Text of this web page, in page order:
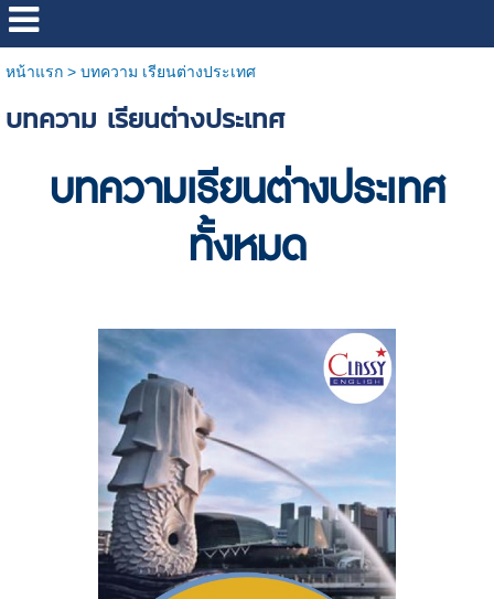
หน้าแรก> บทความ เรียนต่างประเทศ
บทความ เรียนต่างประเทศ
บทความเรียนต่างประเทศ
ทั้งหมด